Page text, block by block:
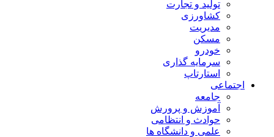
تولید و تجارت
کشاورزی
مدیریت
مسکن
خودرو
سرمایه گذاری
استارتاپ
اجتماعی
جامعه
آموزش و پرورش
حوادث و انتظامی
علمی و دانشگاه ها